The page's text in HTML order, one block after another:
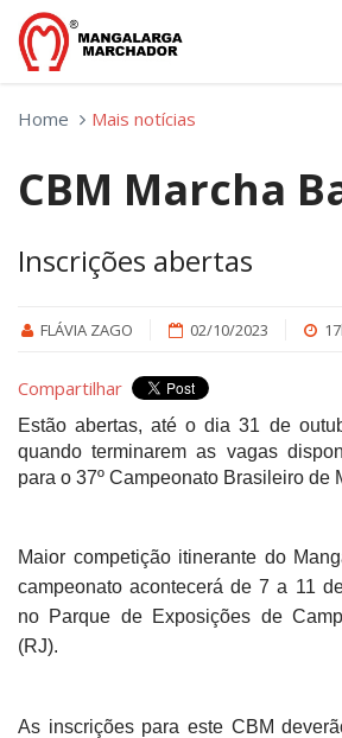
Home Mais notícias
CBM Marcha
Inscrições abertas
FLÁVIA ZAGO 02/10/2023
Compartilhar
Estão abertas, até o dia 31 de
quando terminarem as vagas
para o 37º Campeonato Brasileiro de
Maior competição itinerante do
campeonato acontecerá de 7 a 11
no Parque de Exposições de
(RJ).
As inscrições para este CBM